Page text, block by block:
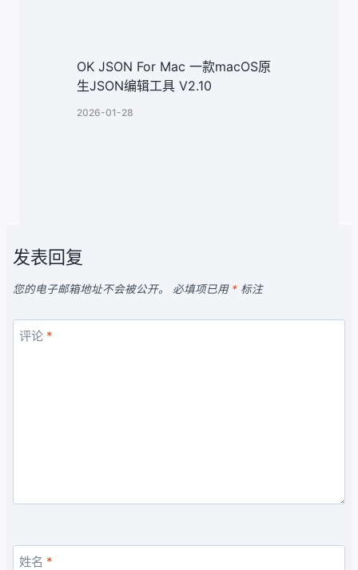
OK JSON For Mac 一款macOS原
生JSON编辑工具 V2.10
2026-01-28
发表回复
您的电子邮箱地址不会被公开。 必填项已用 * 标注
评论 *
姓名 *